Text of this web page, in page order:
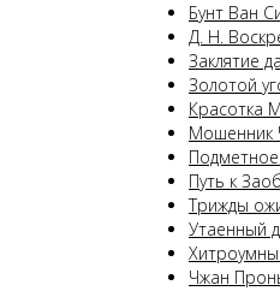
Бунт Ван
Д. Н.
Заклятие
Золотой
Красотка
Мошенник
Путь к
Трижды
Утаенный
Чжан